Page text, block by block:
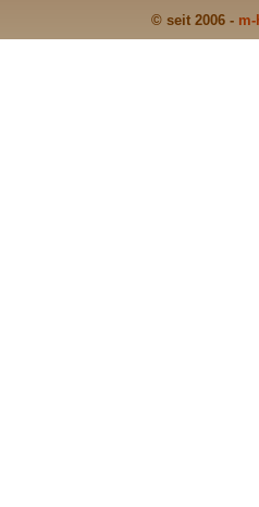
© seit 2006 -